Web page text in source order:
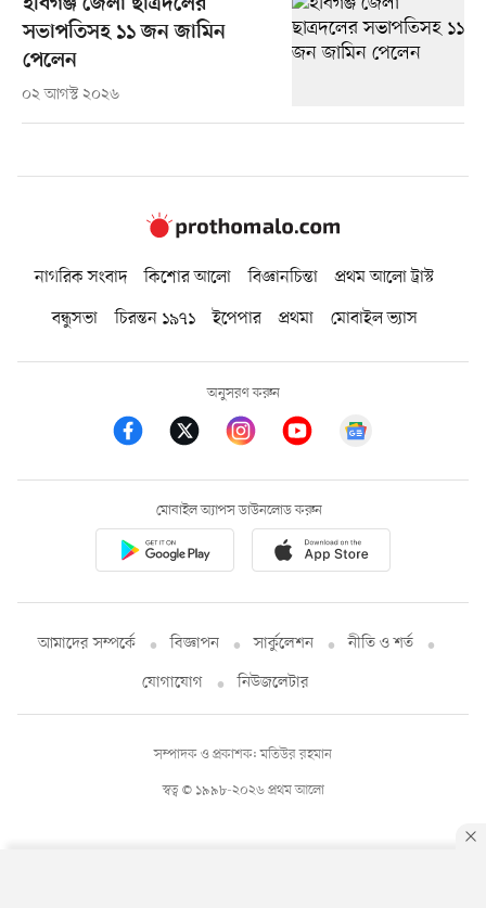
হবিগঞ্জ জেলা ছাত্রদলের
সভাপতিসহ ১১ জন জামিন
পেলেন
০২ আগস্ট ২০২৬
নাগরিক সংবাদ কিশোর আলো বিজ্ঞানচিন্তা
প্রথম আলো ট্রাস্ট
বন্ধুসভা
চিরন্তন ১৯৭১ ইপেপার প্রথমা মোবাইল ভ্যাস
অনুসরণ করুন
মোবাইল অ্যাপস ডাউনলোড করুন
আমাদের সম্পর্কে বিজ্ঞাপন সার্কুলেশন
নীতি ও শর্ত
যোগাযোগ
নিউজলেটার
স্বত্ব © ১৯৯৮-২০২৬ প্রথম আলো
সম্পাদক ও প্রকাশক: মতিউর রহমান